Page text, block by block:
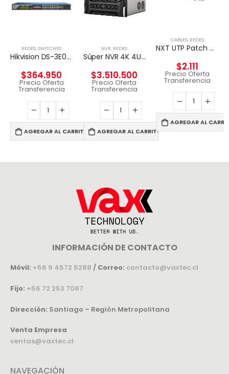
REDES,SWITCHES
Hikvision DS-3E0326P-E – Conmutador – sin gestionar – 24 x 10/100 (8 PoE) + 2 x Gigabit SFP (enlace ascendente) – sobremesa – PoE+ (370 W)
$364.950
Precio Oferta
Transferencia
AGREGAR AL CARRITO
NVR, REDES
Súper NVR 4K 4U de 256 canales
$3.510.500
Precio Oferta
Transferencia
AGREGAR AL CARRITO
CABLES, REDES
NXT UTP Patch Cord Cat5e 2m CM – GRIS
$2.111
Precio Oferta
Transferencia
AGREGAR AL
INFORMACIÓN DE CONTACTO
Móvil: +56 9 4572 5288 / Correo: contacto@vaxtec.cl
Fijo: +56 72 253 7087
Dirección: Santiago – Región Metropolitana
Venta Empresa
ventas@vaxtec.cl
NAVEGACIÓN